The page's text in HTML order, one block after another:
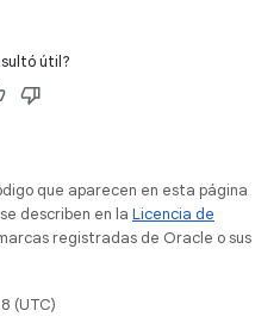
útil?
que aparecen en esta página
describen en la Licencia de
registradas de Oracle o sus
(UTC)